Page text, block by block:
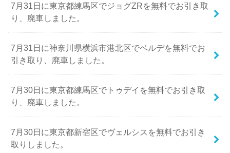
7月31日に東京都練馬区でジョグZRを無料でお引き取
り、廃車しました。
7月31日に神奈川県横浜市港北区でベルデを無料でお
引き取り、廃車しました。
7月30日に東京都練馬区でトゥデイを無料でお引き取
り、廃車しました。
7月30日に東京都新宿区でヴェルシスを無料でお引き
取りしました。